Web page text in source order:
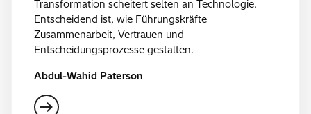
Transformation scheitert selten an Technologie.
Entscheidend ist, wie Führungskräfte
Zusammenarbeit, Vertrauen und
Entscheidungsprozesse gestalten.
Abdul-Wahid Paterson